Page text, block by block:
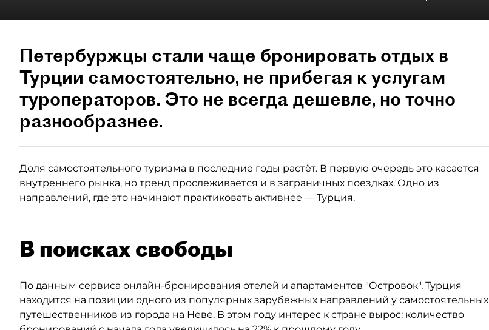
Петербуржцы стали чаще бронировать отдых в
Турции самостоятельно, не прибегая к услугам
туроператоров. Это не всегда дешевле, но точно
разнообразнее.
Доля самостоятельного туризма в последние годы растёт. В первую очередь это касается
внутреннего рынка, но тренд прослеживается и в заграничных поездках. Одно из
направлений, где это начинают практиковать активнее — Турция.
В поисках свободы
По данным сервиса онлайн-бронирования отелей и апартаментов "Островок", Турция
находится на позиции одного из популярных зарубежных направлений у самостоятельных
путешественников из города на Неве. В этом году интерес к стране вырос: количество